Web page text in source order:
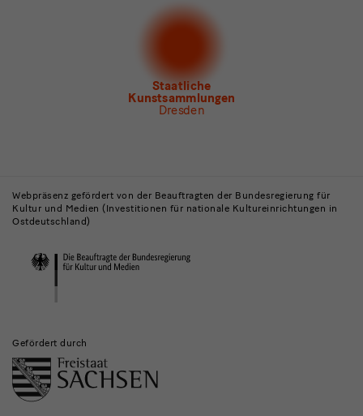
Museum für Sächsische Volkskunst
Staatliche
Kunstsammlungen
Dresden
Museen
und
Institutionen
Webpräsenz gefördert von der Beauftragten der Bundesregierung für
Kultur und Medien (Investitionen für nationale Kultureinrichtungen in
Ostdeutschland)
Gefördert durch